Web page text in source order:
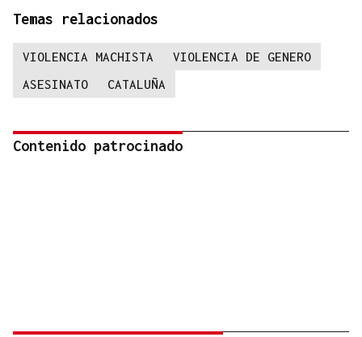
Temas relacionados
VIOLENCIA MACHISTA
VIOLENCIA DE GENERO
ASESINATO
CATALUÑA
Contenido patrocinado